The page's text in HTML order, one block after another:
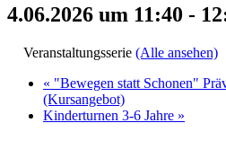
4.06.2026 um 11:40 -
Veranstaltungsserie (Alle ansehen)
« "Bewegen statt Schonen"
(Kursangebot)
Kinderturnen 3-6 Jahre »